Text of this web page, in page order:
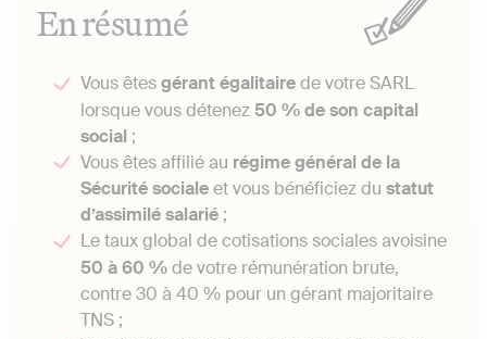
En résumé
Vous êtesgérant égalitairede votre SARL
lorsque vous détenez 50 % de son capital
social ;
Vous êtes affilié au régime général de la
Sécurité socialeet vous bénéficiez du statut
d’assimilé salarié ;
Le taux global de cotisations sociales avoisine
50 à 60 %de votre rémunération brute,
contre 30 à 40 % pour un gérant majoritaire
TNS ;